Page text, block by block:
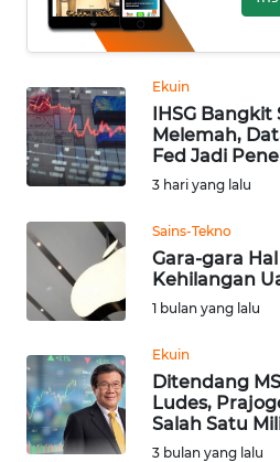
Ekuin
IHSG Bangkit
Melemah,
Fed Jadi
3 hari yang lalu
Sains-Tekno
Gara-gara
Kehilangan
1 bulan yang lalu
Ekuin
Ditendang
Ludes,
Salah Satu
3 bulan yang lalu
KRIMINAL
EKUIN
SAINS-TEKNO
KESEHATAN
INTERNASIONAL
PENDIDIKAN